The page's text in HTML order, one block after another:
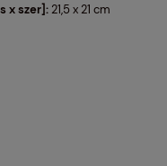
x szer]: 21,5 x 21 cm